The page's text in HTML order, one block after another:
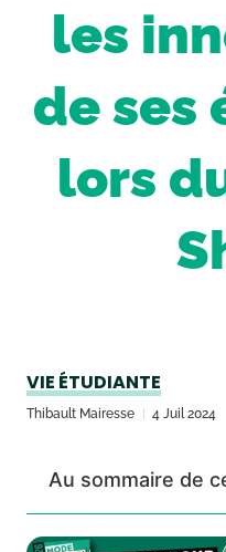
les
de ses
lors
VIE ÉTUDIANTE
Thibault Mairesse 4 Juil 2024
Au sommaire de